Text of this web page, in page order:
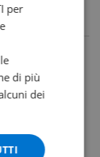
per
di più
dei